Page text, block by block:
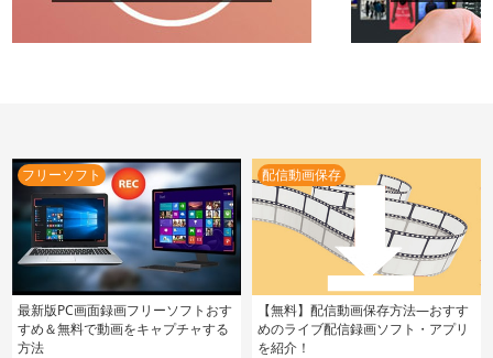
フリーソフト
最新版PC画面録画フリーソフトおす
すめ＆無料で動画をキャプチャする
方法
配信動画保存
【無料】配信動画保存方法―おすす
めのライブ配信録画ソフト・アプリ
を紹介！